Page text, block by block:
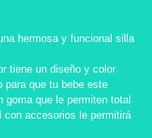
hermosa y funcional silla
tiene un diseño y color
para que tu bebe este
goma que le permiten total
con accesorios le permitirá